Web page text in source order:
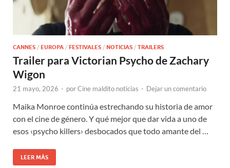
CANNES / EUROPA / FESTIVALES / NOTICIAS / TRAILERS
Trailer para Victorian Psycho de Zachary
Wigon
21 mayo, 2026 - porCine maldito noticias - Dejar un comentario
Maika Monroe continúa estrechando su historia de amor
con el cine de género. Y qué mejor que dar vida a uno de
esos ‹psycho killers› desbocados que todo amante del …
LEER MÁS